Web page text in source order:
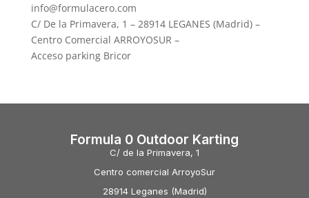
info@formulacero.com
C/ De la Primavera, 1 – 28914 LEGANES (Madrid) –
Centro Comercial ARROYOSUR –
Acceso parking Bricor
Formula 0 Outdoor Karting
C/ de la Primavera, 1
Centro comercial ArroyoSur
28914 Leganes (Madrid)